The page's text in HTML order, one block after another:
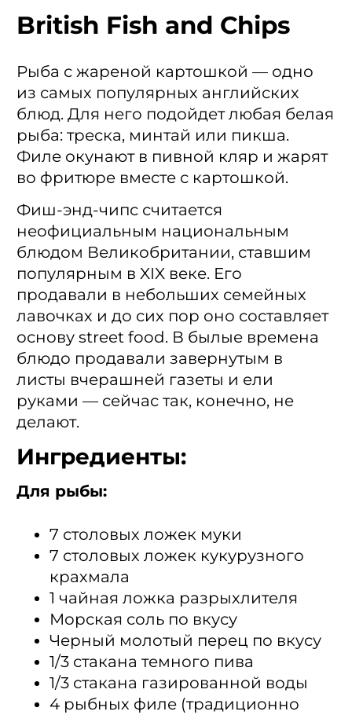
British Fish and Chips
Рыба с жареной картошкой — одно
из самых популярных английских
блюд. Для него подойдет любая белая
рыба: треска, минтай или пикша.
Филе окунают в пивной кляр и жарят
во фритюре вместе с картошкой.
Фиш-энд-чипс считается
неофициальным национальным
блюдом Великобритании, ставшим
популярным в XIX веке. Его
продавали в небольших семейных
лавочках и до сих пор оно составляет
основу street food. В былые времена
блюдо продавали завернутым в
листы вчерашней газеты и ели
руками — сейчас так, конечно, не
делают.
Ингредиенты:
Для рыбы:
7 столовых ложек муки
7 столовых ложек кукурузного
крахмала
1 чайная ложка разрыхлителя
Морская соль по вкусу
Черный молотый перец по вкусу
1/3 стакана темного пива
1/3 стакана газированной воды
4 рыбных филе (традиционно